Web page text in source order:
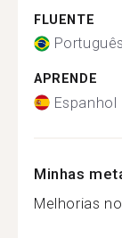
FLUENTE
Português
APRENDE
Espanhol
Minhas
Melhorias